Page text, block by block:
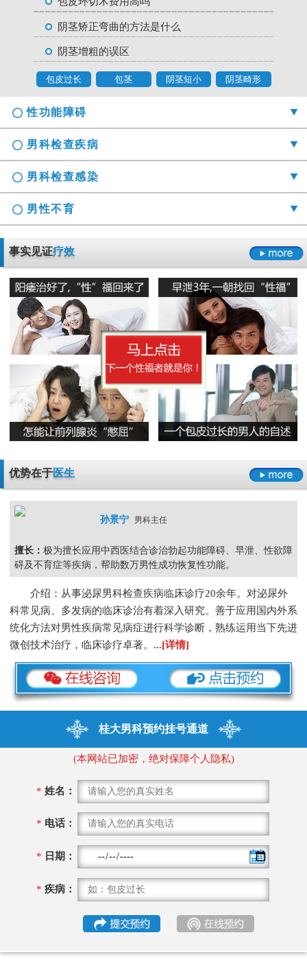
阴茎矫正弯曲的方法是什么
阴茎增粗的误区
包皮过长 包茎 阴茎短小 阴茎畸形
性功能障碍
勃起时间短硬度不够怎么办
男性阳痿会有哪些危害
早泄要严于律己
阳痿 早泄 不射精 勃起障碍
男科检查疾病
男科检查囊肿症状是什么
正确认识男科检查莫“误解”它
男科检查增生会影响性生活吗
男性男科检查灼痛是怎么回事
男科检查 男科检查增生 男科检查痛 男科检查囊肿
男科检查感染
龟头的异味什么导致的
男人睾丸胀痛的原因是什么
精囊炎有哪些危害呢
尿道炎是什么原因导致的
包皮龟头炎 尿道炎 睾丸炎 膀胱炎
男性不育
无精症的预防措施要怎么做呢
精子畸形率高的主要原因
弱精症有哪些常见的原因
少精症是又哪些疾病诱发出来的呢
事实见证疗效
优势在于医生
孙景宁 男科主任
擅长： 极为擅长应用中西医结合诊治勃起功能障碍、早泄、性欲障
碍及不育症等疾病，帮助数万男性成功恢复性功能。
介绍：从事泌尿男科检查疾病临床诊疗20余年。对泌尿外
科常见病、多发病的临床诊治有着深入研究。善于应用国内外系
统化方法对男性疾病常见病症进行科学诊断，熟练运用当下先进
微创技术治疗，临床诊疗卓著。 ...[详情]
桂大男科预约挂号通道
(本网站已加密，绝对保障个人隐私)
* 姓名：
* 电话：
* 日期：
* 疾病：